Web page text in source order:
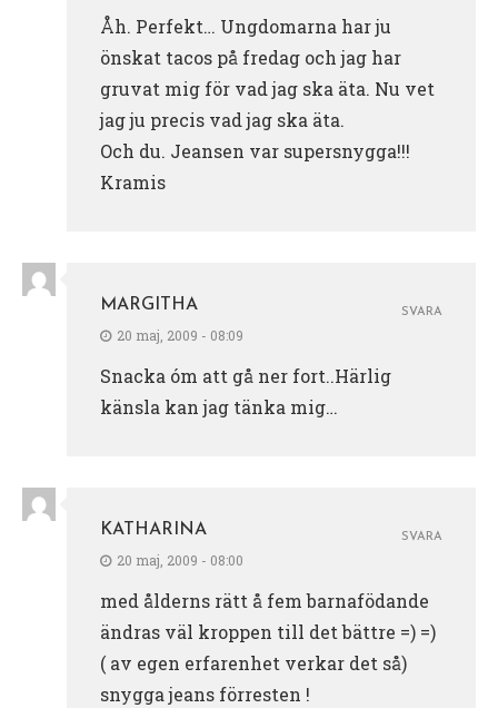
Åh. Perfekt… Ungdomarna har ju
önskat tacos på fredag och jag har
gruvat mig för vad jag ska äta. Nu vet
jag ju precis vad jag ska äta.
Och du. Jeansen var supersnygga!!!
Kramis
MARGITHA
20 maj, 2009 - 08:09
Snacka óm att gå ner fort..Härlig
känsla kan jag tänka mig…
SVARA
KATHARINA
20 maj, 2009 - 08:00
med ålderns rätt å fem barnafödande
ändras väl kroppen till det bättre =) =)
( av egen erfarenhet verkar det så)
snygga jeans förresten !
SVARA